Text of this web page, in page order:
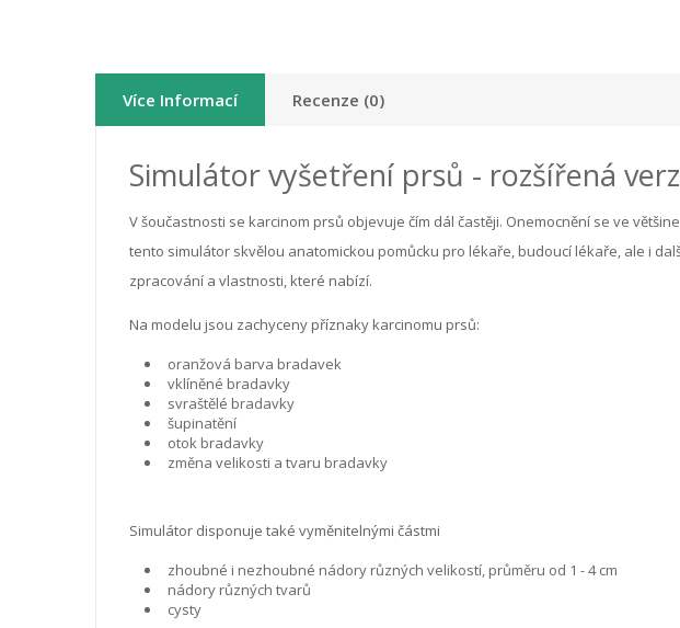
Více Informací Recenze (0)
Simulátor vyšetření prsů - rozšířená
V šoučastnosti se karcinom prsů objevuje čím dál častěji. Onemocnění se ve
tento simulátor skvělou anatomickou pomůcku pro lékaře, budoucí lékaře, ale i
zpracování a vlastnosti, které nabízí.
Na modelu jsou zachyceny příznaky karcinomu prsů:
oranžová barva bradavek
vklíněné bradavky
svraštělé bradavky
šupinatění
otok bradavky
změna velikosti a tvaru bradavky
Simulátor disponuje také vyměnitelnými částmi
zhoubné i nezhoubné nádory různých velikostí, průměru od 1 - 4 cm
nádory různých tvarů
cysty